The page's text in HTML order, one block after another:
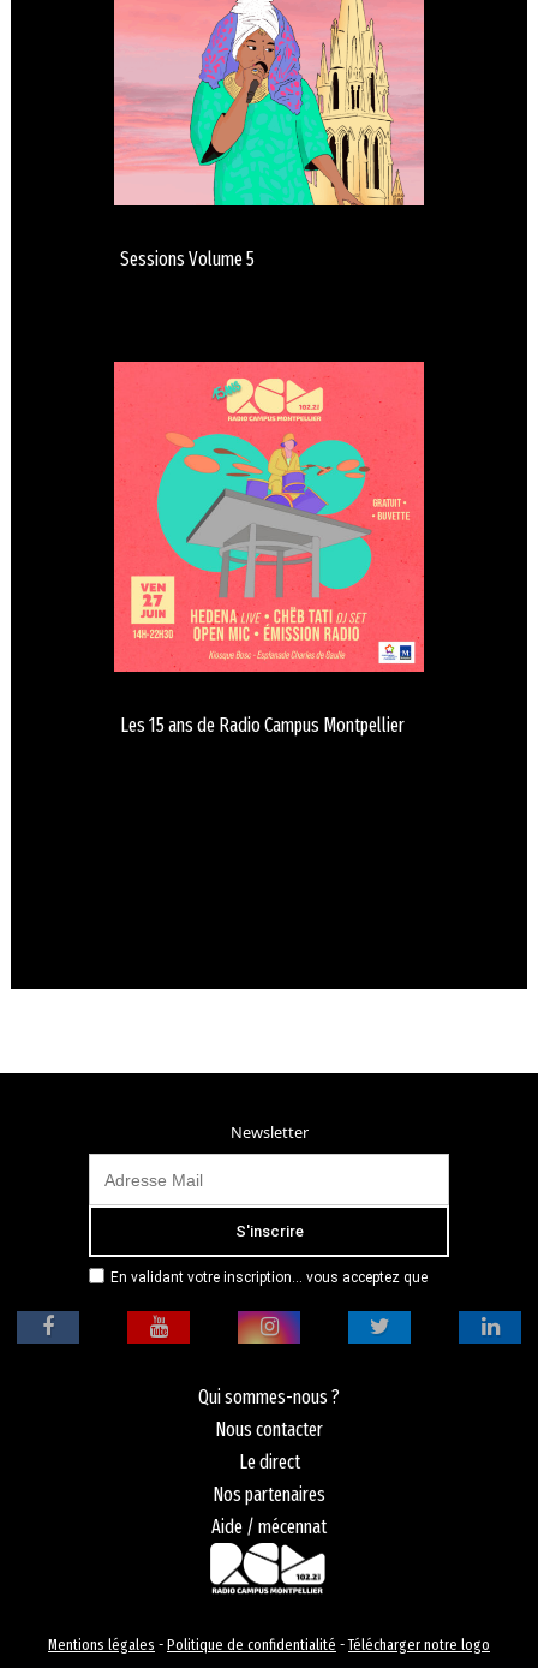
Sessions Volume 5
Les 15 ans de Radio Campus Montpellier
Newsletter
En validant votre inscription... vous acceptez que
adresse email dans le but de vous envoyer
mensuellement sa lettre d’informations. Pour plus
politique de confidentialité.
Qui sommes-nous ?
Nous contacter
Le direct
Nos partenaires
Aide / mécennat
Mentions légales - Politique de confidentialité -Télécharger notre logo